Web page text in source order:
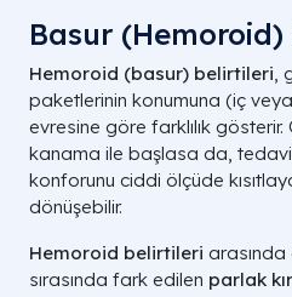
Basur
Hemoroid (basur) belirtileri,
paketlerinin konumuna (iç veya
evresine göre farklılık
kanama ile başlasa da,
konforunu ciddi ölçüde
dönüşebilir.
Hemoroid belirtileri arasında
sırasında fark edilen parlak